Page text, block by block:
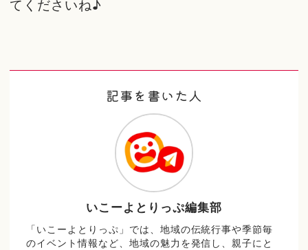
てくださいね♪
記事を書いた人
いこーよとりっぷ編集部
「いこーよとりっぷ」では、地域の伝統行事や季節毎
のイベント情報など、地域の魅力を発信し、親子にと